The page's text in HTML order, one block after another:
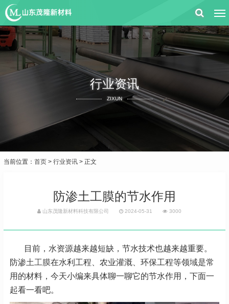
行业资讯
ZIXUN
当前位置： 首页 > 行业资讯 > 正文
防渗土工膜的节水作用
山东茂隆新材料科技有限公司 2024-05-31 3000
目前，水资源越来越短缺，节水技术也越来越重要。
防渗土工膜在水利工程、农业灌溉、环保工程等领域是常
用的材料，今天小编来具体聊一聊它的节水作用，下面一
起看一看吧。